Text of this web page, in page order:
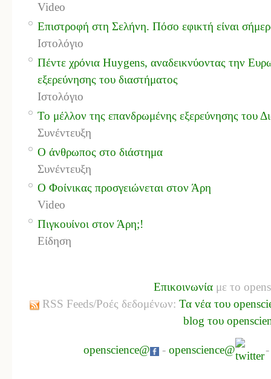
Video
Επιστροφή στη Σελήνη. Πόσο εφικτή είναι
Ιστολόγιο
Πέντε χρόνια Huygens, αναδεικνύοντας την
εξερεύνησης του διαστήματος
Ιστολόγιο
Το μέλλον της επανδρωμένης εξερεύνησης του
Συνέντευξη
Ο άνθρωπος στο διάστημα
Συνέντευξη
Ο Φοίνικας προσγειώνεται στον Άρη
Video
Πιγκουίνοι στον Άρη;!
Είδηση
Επικοινωνία με το
RSS Feeds/Ροές δεδομένων: Τα νέα του
blog του
openscience@ - openscience@